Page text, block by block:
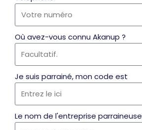
Où avez-vous connu Akanup ?
Je suis parrainé, mon code est
Le nom de l'entreprise parraineuse